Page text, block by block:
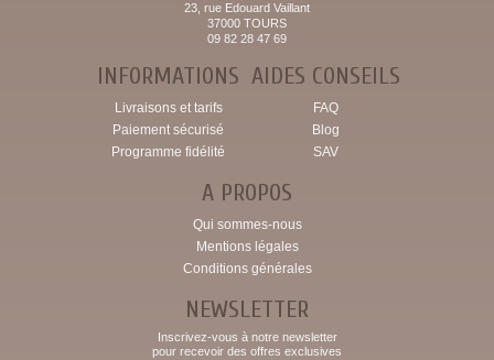
23, rue Edouard Vaillant
37000 TOURS
09 82 28 47 69
INFORMATIONS
Livraisons et tarifs
Paiement sécurisé
Programme fidélité
AIDES CONSEILS
FAQ
Blog
SAV
A PROPOS
Qui sommes-nous
Mentions légales
Conditions générales
NEWSLETTER
Inscrivez-vous à notre newsletter
pour recevoir des offres exclusives